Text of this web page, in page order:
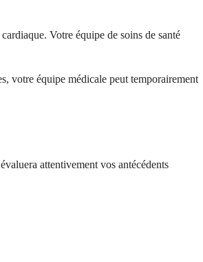
Votre équipe de soins de santé
votre équipe médicale peut temporairement
attentivement vos antécédents